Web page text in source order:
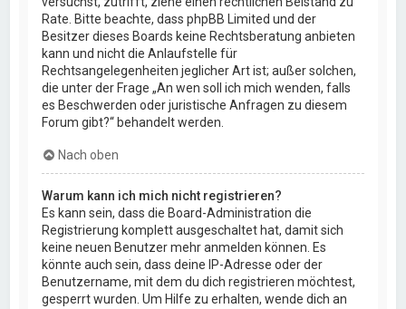
Rate. Bitte beachte, dass phpBB Limited und der
Besitzer dieses Boards keine Rechtsberatung anbieten
kann und nicht die Anlaufstelle für
Rechtsangelegenheiten jeglicher Art ist; außer solchen,
die unter der Frage „An wen soll ich mich wenden, falls
es Beschwerden oder juristische Anfragen zu diesem
Forum gibt?“ behandelt werden.
Nach oben
Warum kann ich mich nicht registrieren?
Es kann sein, dass die Board-Administration die
Registrierung komplett ausgeschaltet hat, damit sich
keine neuen Benutzer mehr anmelden können. Es
könnte auch sein, dass deine IP-Adresse oder der
Benutzername, mit dem du dich registrieren möchtest,
gesperrt wurden. Um Hilfe zu erhalten, wende dich an